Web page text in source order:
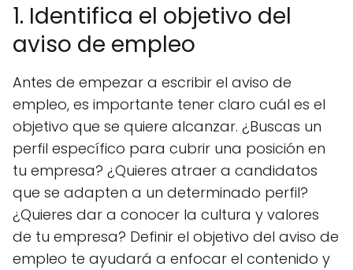
1. Identifica el objetivo del
aviso de empleo
Antes de empezar a escribir el aviso de
empleo, es importante tener claro cuál es el
objetivo que se quiere alcanzar. ¿Buscas un
perfil específico para cubrir una posición en
tu empresa? ¿Quieres atraer a candidatos
que se adapten a un determinado perfil?
¿Quieres dar a conocer la cultura y valores
de tu empresa? Definir el objetivo del aviso de
empleo te ayudará a enfocar el contenido y